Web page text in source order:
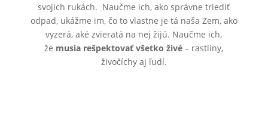
svojich rukách. Naučme ich, ako správne triediť
odpad, ukážme im, čo to vlastne je tá naša Zem, ako
vyzerá, aké zvieratá na nej žijú. Naučme ich,
že musia rešpektovať všetko živé – rastliny,
živočíchy aj ľudí.